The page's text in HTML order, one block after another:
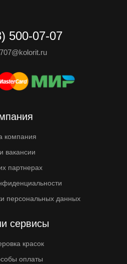
500-07-07
компания
вакансии
партнерах
персональных данных
сервисы
красок
оплаты